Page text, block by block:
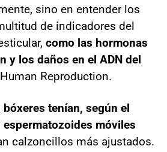
sino en entender los
de indicadores del
como las hormonas
y los daños en el ADN del
Reproduction.
tenían, según el
espermatozoides móviles
calzoncillos más ajustados.